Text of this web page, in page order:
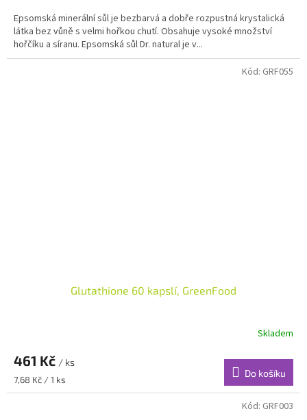
Epsomská minerální sůl je bezbarvá a dobře rozpustná krystalická
látka bez vůně s velmi hořkou chutí. Obsahuje vysoké množství
hořčíku a síranu. Epsomská sůl Dr. natural je v...
Glutathione 60 kapslí, GreenFood
Skladem
461 Kč / ks
Měrná
cena:
7,68 Kč / 1 ks
Do košíku
Kód: GRF055
Kód: GRF003